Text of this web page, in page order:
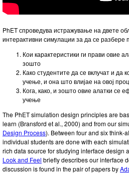
Teaching with PhET
Impact Report
PhET спроведува истражување на двете
интерактивни симулации за да се разбере
Кои карактеристики ги прави овие
зошто
Како студентите да се вклучат и да
учење, и она што влијае на овој
Кога, како, и зошто овие алатки се
учење
The PhET simulation design principles are
learn (Bransford et al., 2000) and from our
Design Process). Between four and six think-
individual students are done with each
rich data source for studying interface design
Look and Feel briefly describes our interface
discussion is found in the pair of papers by